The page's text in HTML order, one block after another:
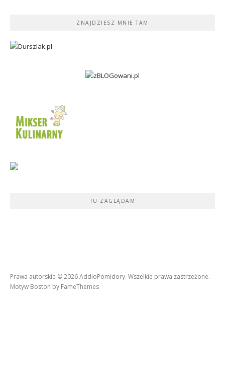
ZNAJDZIESZ MNIE TAM
TU ZAGLĄDAM
Prawa autorskie © 2026 AddioPomidory. Wszelkie prawa zastrzeżone.
Motyw Boston by FameThemes